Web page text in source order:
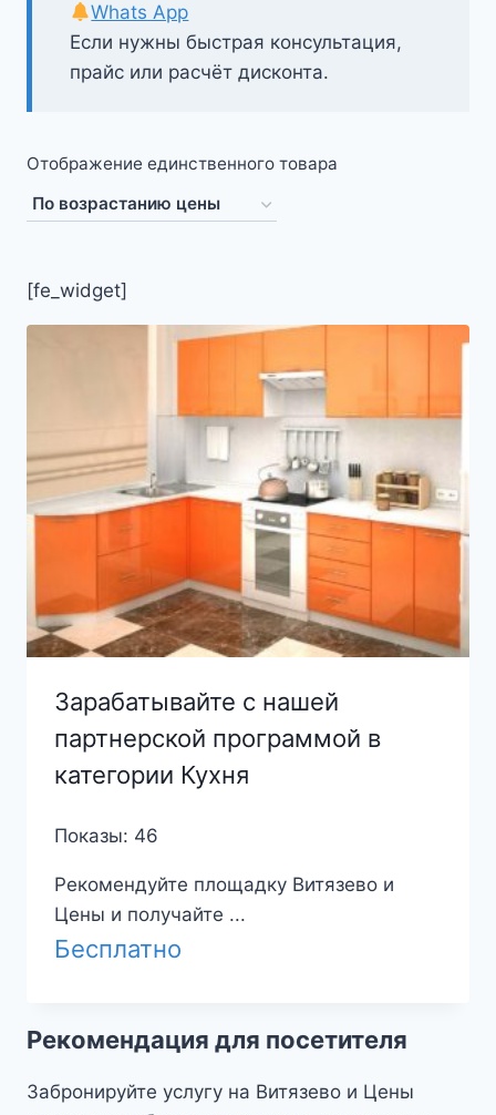
Если нужны быстрая консультация,
прайс или расчёт дисконта.
Whats App
Отображение единственного товара
[fe_widget]
Зарабатывайте с нашей
партнерской программой в
категории Кухня
Показы: 46
Рекомендуйте площадку Витязево и
Цены и получайте ...
Бесплатно
Рекомендация для посетителя
Забронируйте услугу на Витязево и Цены